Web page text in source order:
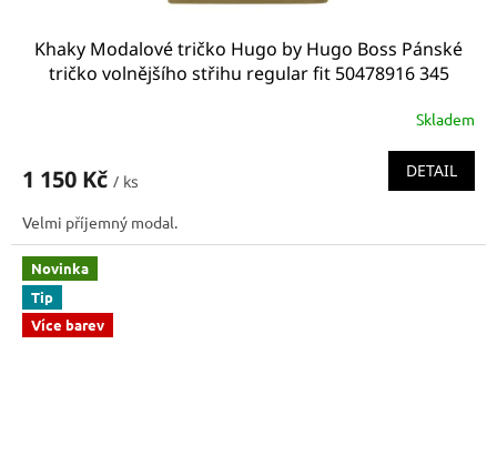
Khaky Modalové tričko Hugo by Hugo Boss Pánské
tričko volnějšího střihu regular fit 50478916 345
Skladem
1 150 Kč / ks
DETAIL
Velmi příjemný modal.
Novinka
Tip
Více barev